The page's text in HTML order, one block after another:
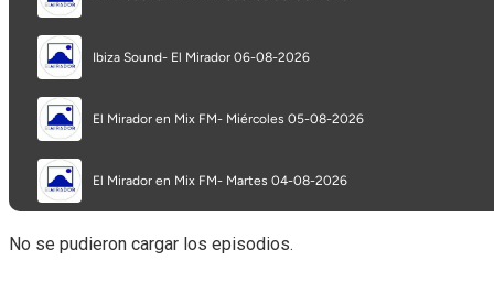
No se pudieron cargar los episodios.